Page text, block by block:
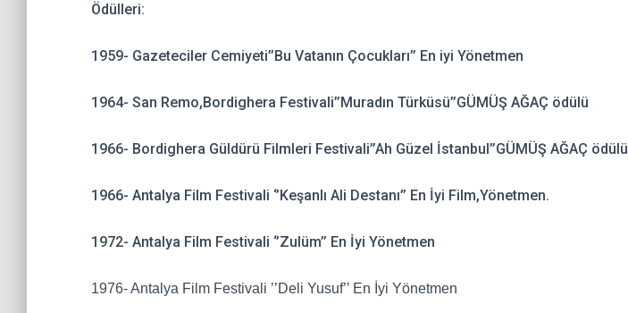
Ödülleri:
1959- Gazeteciler Cemiyeti’’Bu Vatanın Çocukları’’ En iyi Yönetmen
1964- San Remo,Bordighera Festivali’’Muradın Türküsü’’GÜMÜŞ AĞAÇ ödülü
1966- Bordighera Güldürü Filmleri Festivali’’Ah Güzel İstanbul’’GÜMÜŞ AĞAÇ ödülü
1966- Antalya Film Festivali ‘’Keşanlı Ali Destanı’’ En İyi Film,Yönetmen.
1972- Antalya Film Festivali ‘’Zulüm’’ En İyi Yönetmen
1976- Antalya Film Festivali ’’Deli Yusuf’’ En İyi Yönetmen